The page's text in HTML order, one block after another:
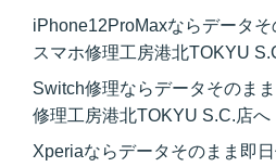
iPhone12ProMaxならデータ
スマホ修理工房港北TOKYU
Switch修理ならデータそのま
修理工房港北TOKYU S.C.店へ
Xperiaならデータそのまま即